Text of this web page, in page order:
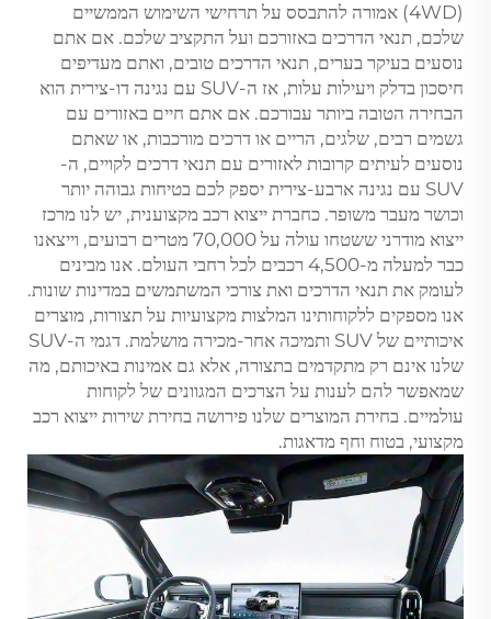
(4WD) אמורה להתבסס על תרחישי השימוש הממשיים
שלכם, תנאי הדרכים באזורכם ועל התקציב שלכם. אם אתם
נוסעים בעיקר בערים, תנאי הדרכים טובים, ואתם מעדיפים
חיסכון בדלק ויעילות עלות, אז ה-SUV עם נגינה דו-צירית הוא
הבחירה הטובה ביותר עבורכם. אם אתם חיים באזורים עם
גשמים רבים, שלגים, הריים או דרכים מורכבות, או שאתם
נוסעים לעיתים קרובות לאזורים עם תנאי דרכים לקויים, ה-
SUV עם נגינה ארבע-צירית יספק לכם בטיחות גבוהה יותר
וכושר מעבר משופר. כחברת ייצוא רכב מקצוענית, יש לנו מרכז
ייצוא מודרני ששטחו עולה על 70,000 מטרים רבועים, וייצאנו
כבר למעלה מ-4,500 רכבים לכל רחבי העולם. אנו מבינים
לעומק את תנאי הדרכים ואת צורכי המשתמשים במדינות שונות.
אנו מספקים ללקוחותינו המלצות מקצועיות על תצורות, מוצרים
איכותיים של SUV ותמיכה אחר-מכירה מושלמת. דגמי ה-SUV
שלנו אינם רק מתקדמים בתצורה, אלא גם אמינות באיכותם, מה
שמאפשר להם לענות על הצרכים המגוונים של לקוחות
עולמיים. בחירת המוצרים שלנו פירושה בחירת שירות ייצוא רכב
מקצועי, בטוח וחף מדאגות.